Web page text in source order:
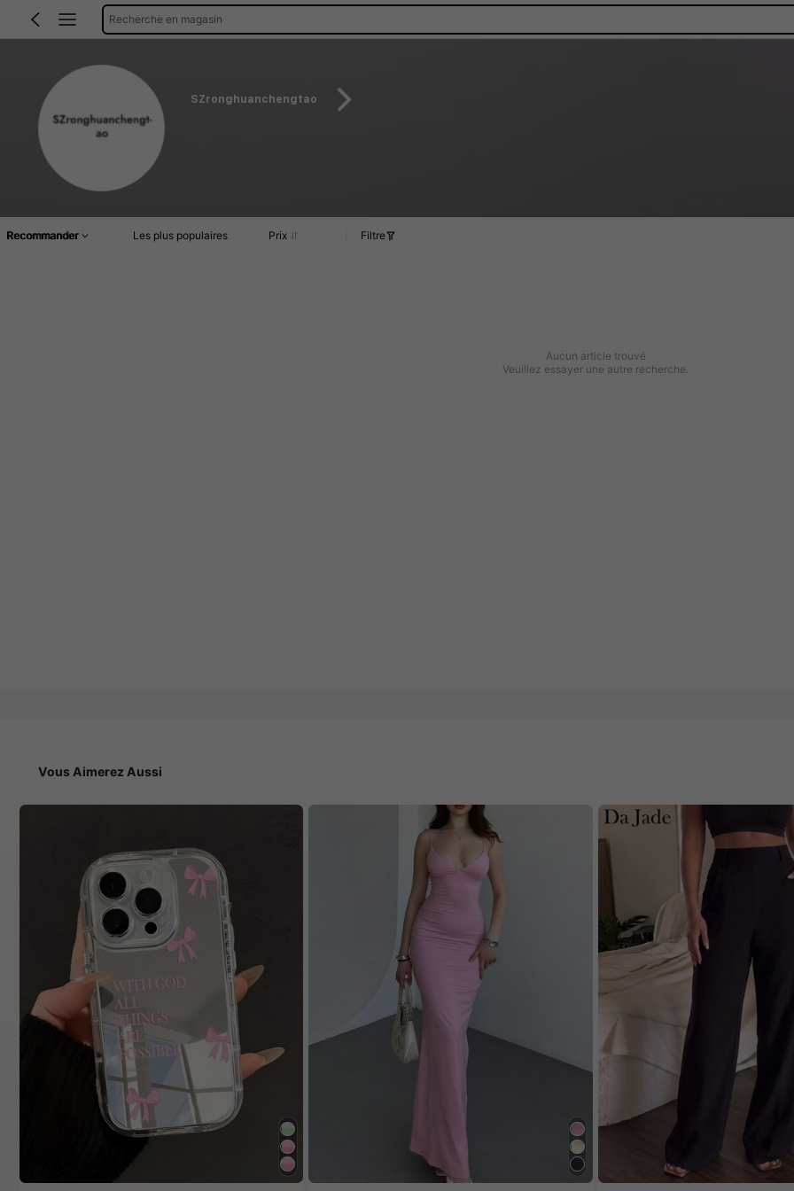
Recherche en magasin
SZronghuanchengtao
Recommander Les plus populaires Prix Filtre
Aucun article trouvé
Veuillez essayer une autre recherche.
Vous Aimerez Aussi